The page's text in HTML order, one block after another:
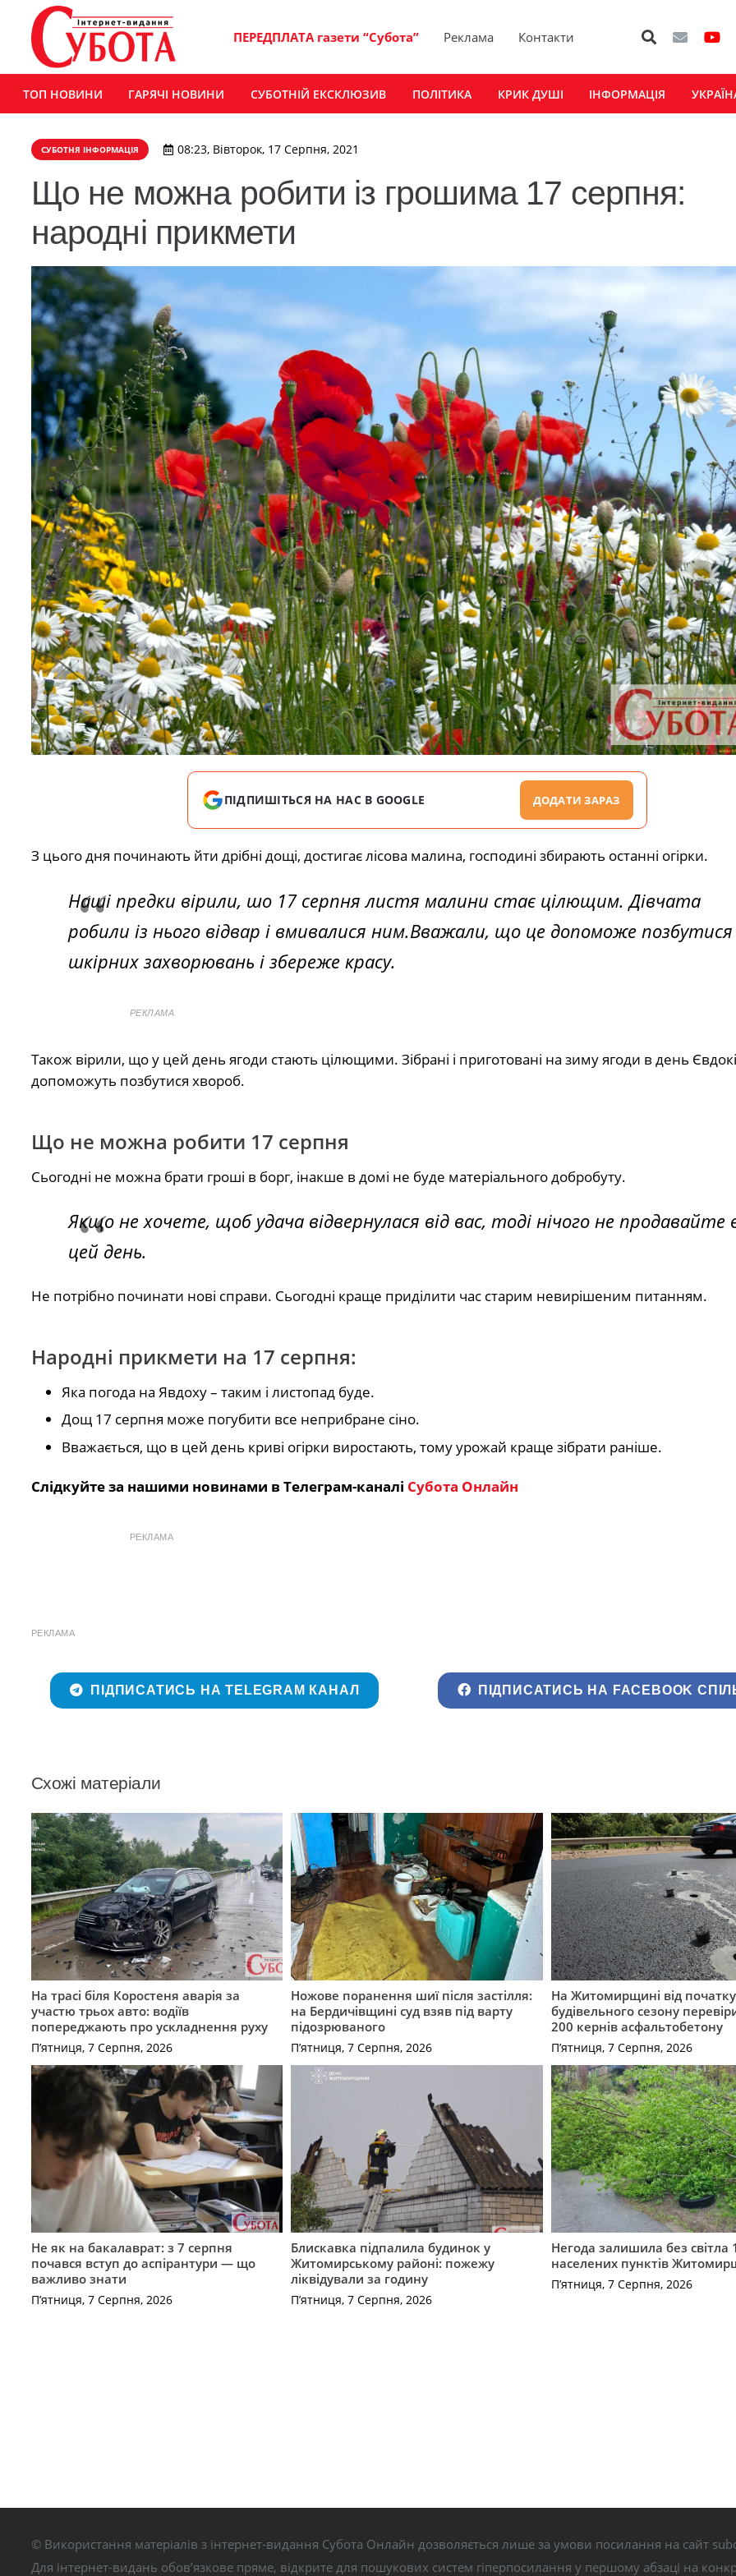
ПЕРЕДПЛАТА газети “Субота” Реклама Контакти
ТОП НОВИНИ ГАРЯЧІ НОВИНИ СУБОТНІЙ ЕКСКЛЮЗИВ ПОЛІТИКА КРИК ДУШІ ІНФОРМАЦІЯ
СУБОТНЯ ІНФОРМАЦІЯ 08:23, Вівторок, 17 Серпня, 2021
Що не можна робити із грошима 17 серпня:
народні прикмети
ПІДПИШІТЬСЯ НА НАС В GOOGLE ДОДАТИ ЗАРАЗ
З цього дня починають йти дрібні дощі, достигає лісова малина, господині збирають останні огірки.
Наші предки вірили, шо 17 серпня листя малини стає цілющим. Дівчата
робили із нього відвар і вмивалися ним.Вважали, що це допоможе позбутися
шкірних захворювань і збереже красу.
РЕКЛАМА
Також вірили, що у цей день ягоди стають цілющими. Зібрані і приготовані на зиму ягоди в день
допоможуть позбутися хвороб.
Що не можна робити 17 серпня
Сьогодні не можна брати гроші в борг, інакше в домі не буде матеріального добробуту.
Якщо не хочете, щоб удача відвернулася від вас, тоді нічого не продавайте
цей день.
Не потрібно починати нові справи. Сьогодні краще приділити час старим невирішеним питанням.
Народні прикмети на 17 серпня:
Яка погода на Явдоху – таким і листопад буде.
Дощ 17 серпня може погубити все неприбране сіно.
Вважається, що в цей день криві огірки виростають, тому урожай краще зібрати раніше.
Слідкуйте за нашими новинами в Телеграм-каналі Субота Онлайн
РЕКЛАМА
РЕКЛАМА
ПІДПИСАТИСЬ НА TELEGRAM КАНАЛ ПІДПИСАТИСЬ НА FACEBOOK
Схожі матеріали
На трасі біля Коростеня аварія за
участю трьох авто: водіїв
попереджають про ускладнення руху
П’ятниця, 7 Серпня, 2026
Ножове поранення шиї після застілля:
на Бердичівщині суд взяв під варту
підозрюваного
П’ятниця, 7 Серпня, 2026
На Житомирщині від початку
будівельного сезону
200 кернів асфальтобетону
П’ятниця, 7 Серпня, 2026
Не як на бакалаврат: з 7 серпня
почався вступ до аспірантури — що
важливо знати
П’ятниця, 7 Серпня, 2026
Блискавка підпалила будинок у
Житомирському районі: пожежу
ліквідували за годину
П’ятниця, 7 Серпня, 2026
Негода залишила без світла
населених пунктів
П’ятниця, 7 Серпня, 2026
© Використання матеріалів з інтернет-видання Субота Онлайн дозволяється лише за умови посилання на сайт
Для інтернет-видань обов’язкове пряме, відкрите для пошукових систем гіперпосилання у першому абзаці на